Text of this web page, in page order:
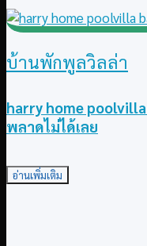
บ้านพักพูลวิลล่า
harry home
พลาดไม่ได้เลย
อ่านเพิ่มเติม